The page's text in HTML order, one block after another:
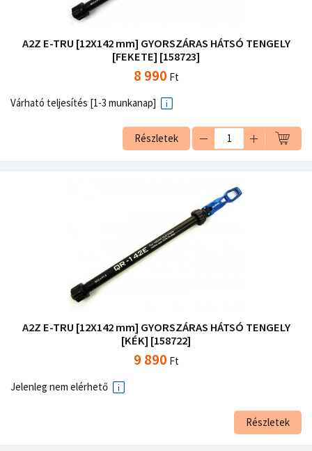
A2Z E-TRU [12X142 mm] GYORSZÁRAS HÁTSÓ TENGELY
[FEKETE] [158723]
8 990 Ft
Várható teljesítés [1-3 munkanap]
Részletek
A2Z E-TRU [12X142 mm] GYORSZÁRAS HÁTSÓ TENGELY
[KÉK] [158722]
9 890 Ft
Jelenleg nem elérhető
Részletek